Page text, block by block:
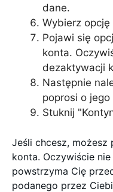
dane.
Wybierz opcję
Pojawi się
konta.
dezaktywacji
Następnie
poprosi o
Stuknij
Jeśli chcesz,
konta. Oczywiście
powstrzyma Cię
podanego przez